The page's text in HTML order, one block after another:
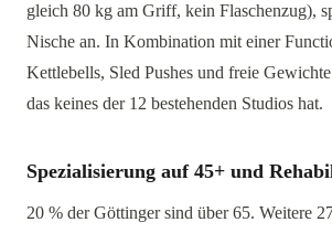
gleich 80 kg am Griff, kein Flaschenzug),
Nische an. In Kombination mit einer
Kettlebells, Sled Pushes und freie
das keines der 12 bestehenden Studios hat.
Spezialisierung auf 45+ und
20 % der Göttinger sind über 65. Weitere